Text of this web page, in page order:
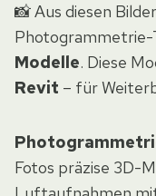
📸 Aus diesen
Photogrammetrie-
Modelle. Diese
Revit – für
Fotos präzise 3D-